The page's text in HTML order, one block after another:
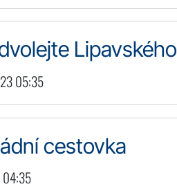
Lipavského
05:35
cestovka
04:35